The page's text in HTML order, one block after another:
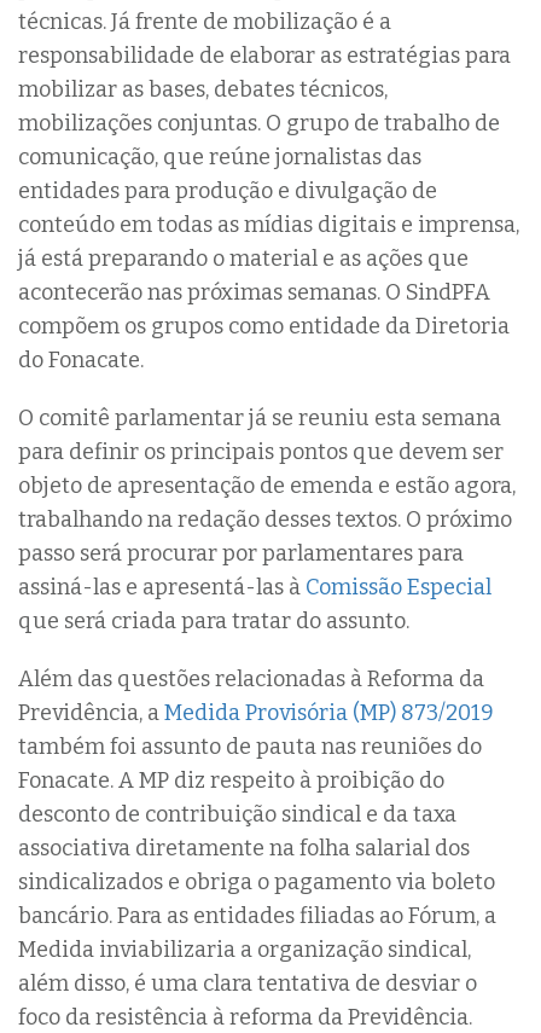
técnicas. Já frente de mobilização é a
responsabilidade de elaborar as estratégias para
mobilizar as bases, debates técnicos,
mobilizações conjuntas. O grupo de trabalho de
comunicação, que reúne jornalistas das
entidades para produção e divulgação de
conteúdo em todas as mídias digitais e imprensa,
já está preparando o material e as ações que
acontecerão nas próximas semanas. O SindPFA
compõem os grupos como entidade da Diretoria
do Fonacate.
O comitê parlamentar já se reuniu esta semana
para definir os principais pontos que devem ser
objeto de apresentação de emenda e estão agora,
trabalhando na redação desses textos. O próximo
passo será procurar por parlamentares para
assiná-las e apresentá-las à Comissão Especial
que será criada para tratar do assunto.
Além das questões relacionadas à Reforma da
Previdência, aMedida Provisória (MP) 873/2019
também foi assunto de pauta nas reuniões do
Fonacate. A MP diz respeito à proibição do
desconto de contribuição sindical e da taxa
associativa diretamente na folha salarial dos
sindicalizados e obriga o pagamento via boleto
bancário. Para as entidades filiadas ao Fórum, a
Medida inviabilizaria a organização sindical,
além disso, é uma clara tentativa de desviar o
foco da resistência à reforma da Previdência.